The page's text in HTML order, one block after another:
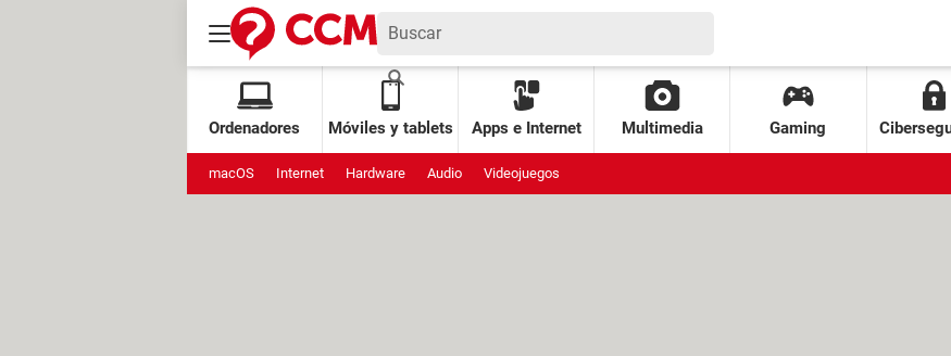
Ordenadores Móviles y tablets Apps e Internet Multimedia Gaming
macOS Internet Hardware Audio Videojuegos